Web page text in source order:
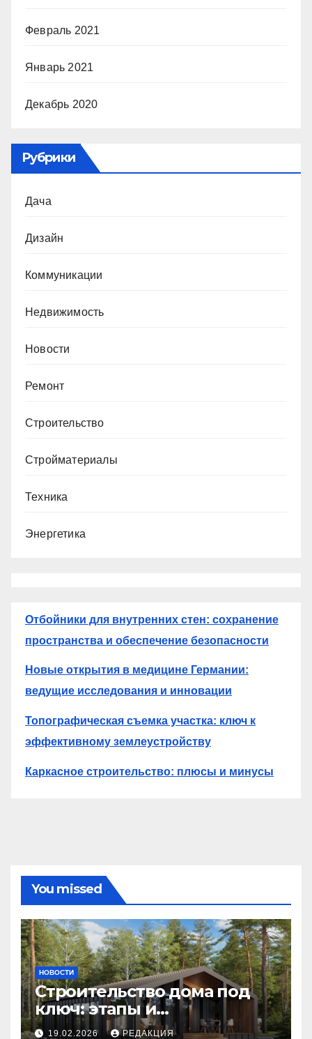
Февраль 2021
Январь 2021
Декабрь 2020
Рубрики
Дача
Дизайн
Коммуникации
Недвижимость
Новости
Ремонт
Строительство
Стройматериалы
Техника
Энергетика
Отбойники для внутренних стен: сохранение
пространства и обеспечение безопасности
Новые открытия в медицине Германии:
ведущие исследования и инновации
Топографическая съемка участка: ключ к
эффективному землеустройству
Каркасное строительство: плюсы и минусы
You missed
НОВОСТИ
Строительство дома под
ключ: этапы и
планирование бюджета
19.02.2026 РЕДАКЦИЯ